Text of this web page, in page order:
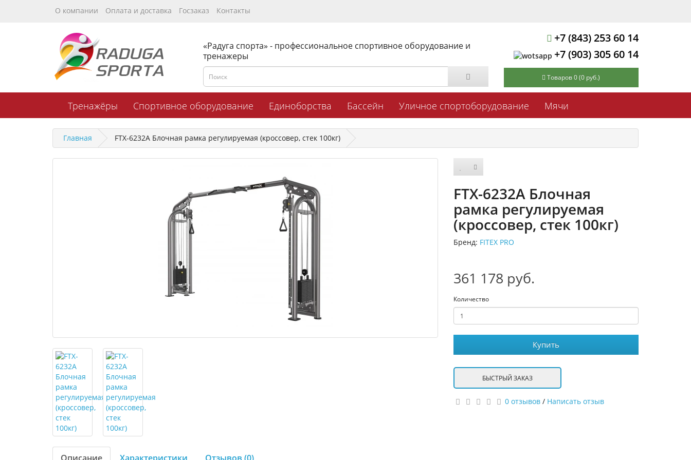
О компании Оплата и доставка Госзаказ Контакты
«Радуга спорта» - профессиональное спортивное оборудование и
тренажеры
+7 (843) 253 60 14
+7 (903) 305 60 14
Товаров 0 (0 руб.)
Тренажёры Спортивное оборудование Единоборства Бассейн Уличное спортоборудование Мячи
Главная FTX-6232A Блочная рамка регулируемая (кроссовер, стек 100кг)
FTX-6232A Блочная
рамка регулируемая
(кроссовер, стек 100кг)
Бренд: FITEX PRO
361 178 руб.
Количество
Купить
БЫСТРЫЙ ЗАКАЗ
0 отзывов / Написать отзыв